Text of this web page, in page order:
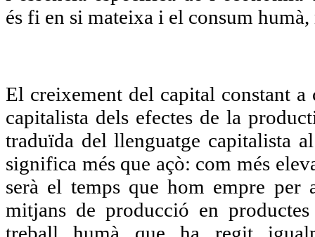
és fi en si mateixa i el consum
El creixement del capital constant a
capitalista dels efectes de la
traduïda del llenguatge capitalista
significa més que açò: com més
serà el temps que hom empre per
mitjans de producció en